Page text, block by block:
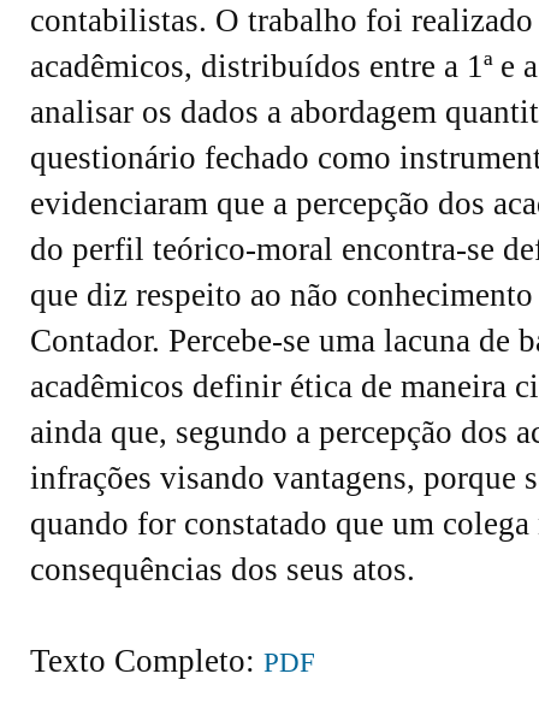
contabilistas. O trabalho foi
acadêmicos, distribuídos entre a 1ª e
analisar os dados a abordagem
questionário fechado como
evidenciaram que a percepção dos
do perfil teórico-moral encontra-se
que diz respeito ao não
Contador. Percebe-se uma lacuna de
acadêmicos definir ética de maneira
ainda que, segundo a percepção dos
infrações visando vantagens, porque
quando for constatado que um
consequências dos seus atos.
Texto Completo: PDF